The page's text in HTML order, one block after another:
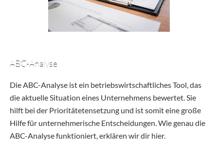
ABC-Analyse
Die ABC-Analyse ist ein betriebswirtschaftliches Tool, das
die aktuelle Situation eines Unternehmens bewertet. Sie
hilft bei der Prioritätetensetzung und ist somit eine große
Hilfe für unternehmerische Entscheidungen. Wie genau die
ABC-Analyse funktioniert, erklären wir dir hier.